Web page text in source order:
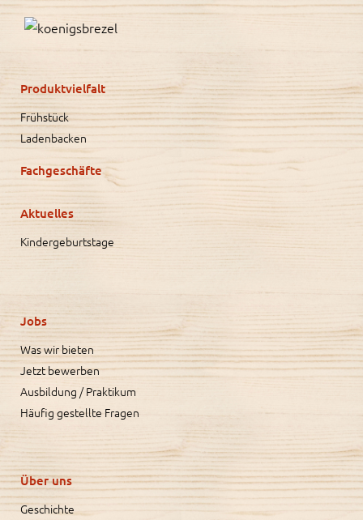
Produktvielfalt
Frühstück
Ladenbacken
Fachgeschäfte
Aktuelles
Kindergeburtstage
Jobs
Was wir bieten
Jetzt bewerben
Ausbildung / Praktikum
Häufig gestellte Fragen
Über uns
Geschichte